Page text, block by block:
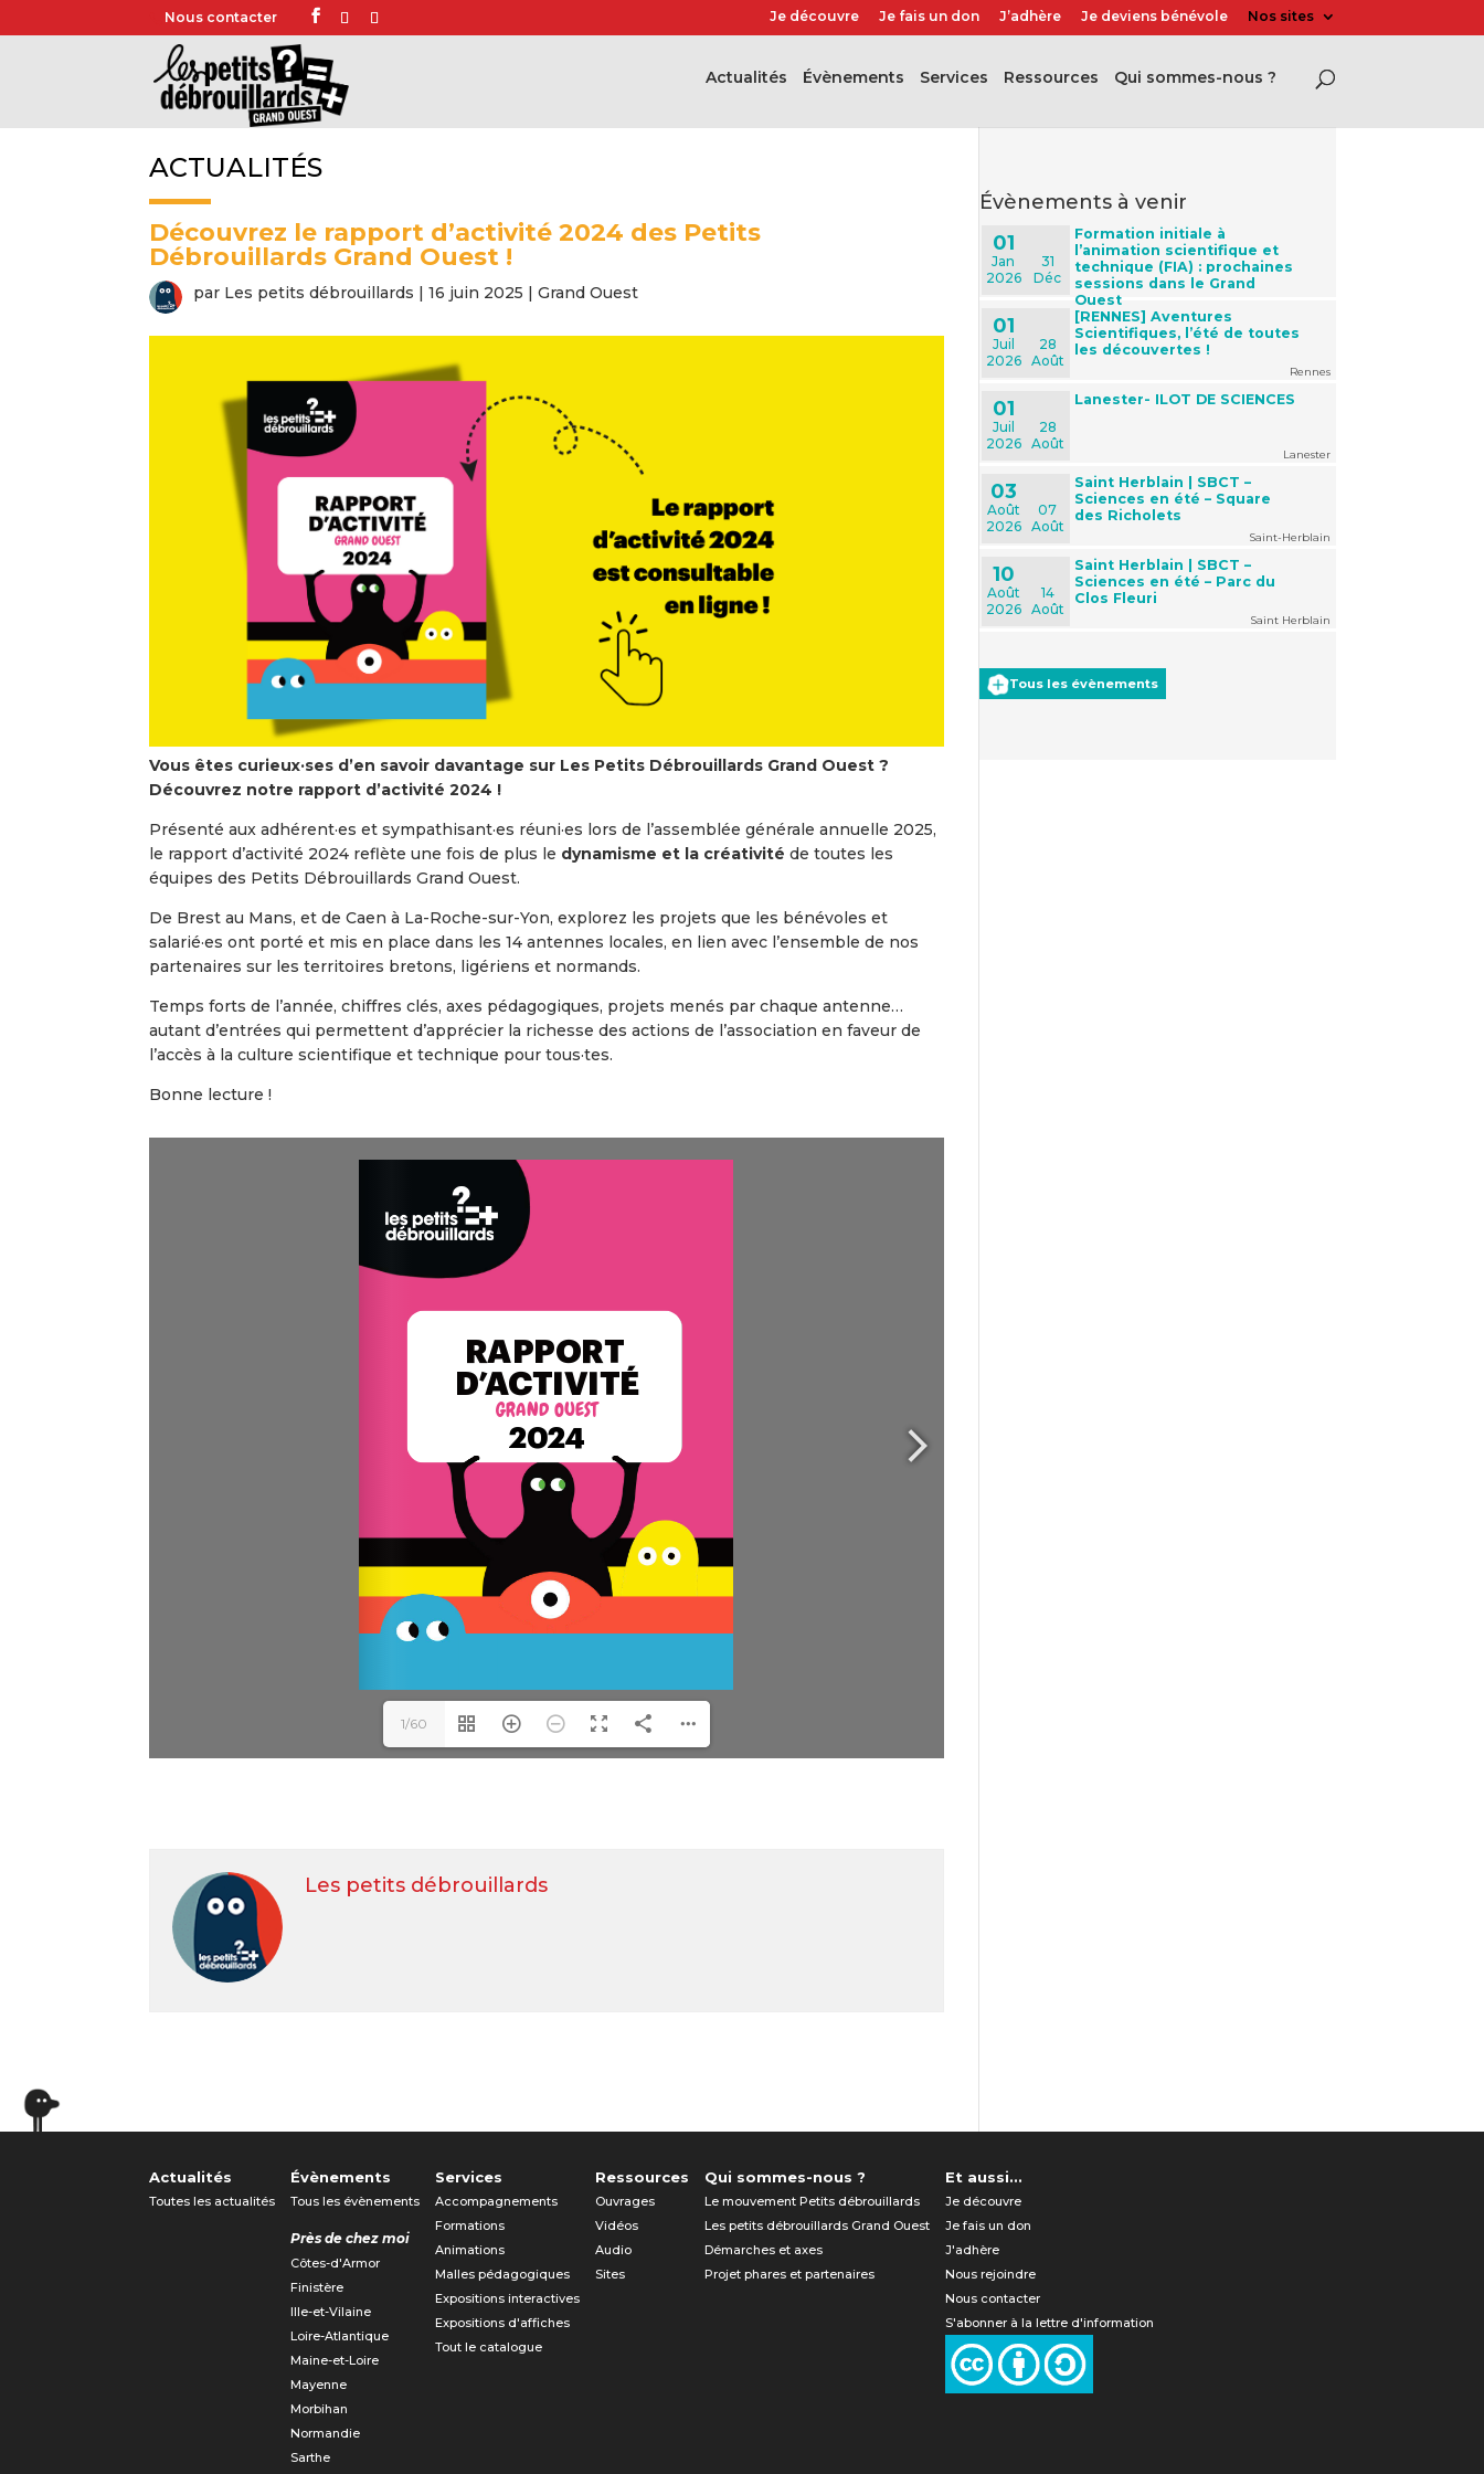
Nous contacter Je découvre Je fais un don J’adhère Je deviens bénévole Nos sites
Actualités évènements Services Ressources Qui sommes-nous ?
ACTUALITÉS
Découvrez le rapport d’activité 2024 des Petits
Débrouillards Grand Ouest !
par Les petits débrouillards | 16 juin 2025 | Grand Ouest
Vous êtes curieux·ses d’en savoir davantage sur Les Petits Débrouillards Grand Ouest ?
Découvrez notre rapport d’activité 2024 !
Présenté aux adhérent·es et sympathisant·es réuni·es lors de l’assemblée générale annuelle 2025,
le rapport d’activité 2024 reflète une fois de plus le dynamisme et la créativité de toutes les
équipes des Petits Débrouillards Grand Ouest.
De Brest au Mans, et de Caen à La-Roche-sur-Yon, explorez les projets que les bénévoles et
salarié·es ont porté et mis en place dans les 14 antennes locales, en lien avec l’ensemble de nos
partenaires sur les territoires bretons, ligériens et normands.
Temps forts de l’année, chiffres clés, axes pédagogiques, projets menés par chaque antenne…
autant d’entrées qui permettent d’apprécier la richesse des actions de l’association en faveur de
l’accès à la culture scientifique et technique pour tous·tes.
Bonne lecture !
1/60
Les petits débrouillards
évènements à venir
01
Jan
2026
31
Déc
Formation initiale à
l’animation scientifique et
technique (FIA) : prochaines
sessions dans le Grand
Ouest
01
Juil
2026
28
Août
[RENNES] Aventures
Scientifiques, l’été de toutes
les découvertes !
Rennes
01
Juil
2026
28
Août
Lanester- ILOT DE SCIENCES
Lanester
03
Août
2026
07
Août
Saint Herblain | SBCT –
Sciences en été – Square
des Richolets
Saint-Herblain
10
Août
2026
14
Août
Saint Herblain | SBCT –
Sciences en été – Parc du
Clos Fleuri
Saint Herblain
Tous les évènements
Actualités
Toutes les actualités
Évènements
Tous les évènements
Près de chez moi
Côtes-d'Armor
Finistère
Ille-et-Vilaine
Loire-Atlantique
Maine-et-Loire
Mayenne
Morbihan
Normandie
Sarthe
Services
Accompagnements
Formations
Animations
Malles pédagogiques
Expositions interactives
Expositions d'affiches
Tout le catalogue
Ressources
Ouvrages
Vidéos
Audio
Sites
Qui sommes-nous ?
Le mouvement Petits débrouillards
Les petits débrouillards Grand Ouest
Démarches et axes
Projet phares et partenaires
Et aussi...
Je découvre
Je fais un don
J'adhère
Nous rejoindre
Nous contacter
S'abonner à la lettre d'information